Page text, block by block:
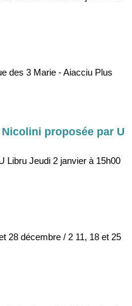
des 3 Marie - Aiacciu Plus
proposée par U
Libru Jeudi 2 janvier à 15h00
28 décembre / 2 11, 18 et 25